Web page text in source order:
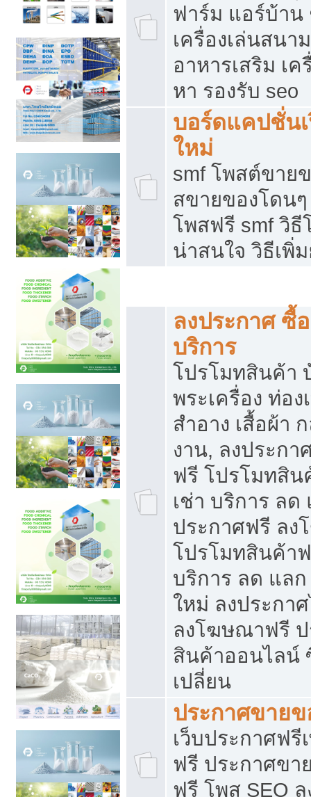
ฟาร์ม แอร์บ้าน
เครื่องเล่นสนา
อาหารเสริม เ
หา รองรับ seo
บอร์ดแคปชั่น
ใหม่
smf โพสต์ขาย
สขายของโดน
โพสฟรี smf วิธี
น่าสนใจ วิธีเพิ่
ลงประกาศ ซื้
บริการ
โปรโมทสินค้า
พระเครื่อง ท่อง
สำอาง เสื้อผ้า
งาน, ลงประก
ฟรี โปรโมทสิ
เช่า บริการ ลด
ประกาศฟรี ล
โปรโมทสินค้า
บริการ ลด แล
ใหม่ ลงประกา
ลงโฆษณาฟรี
สินค้าออนไลน์
เปลี่ยน
ประกาศขายข
เว็บประกาศฟรี
ฟรี ประกาศขา
ฟรี โพส SEO